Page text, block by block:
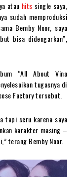
atau hits single saya,
sudah memproduksi
Bemby Noor, saya
bisa didengarkan”,
“All About Vina
tugasnya di
Factory tersebut.
tapi seru karena saya
karakter masing –
terang Bemby Noor.